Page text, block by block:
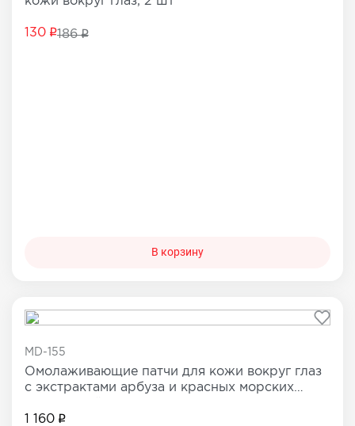
130 186
В корзину
MD-155
Омолаживающие патчи для кожи вокруг глаз
с экстрактами арбуза и красных морских
1 160